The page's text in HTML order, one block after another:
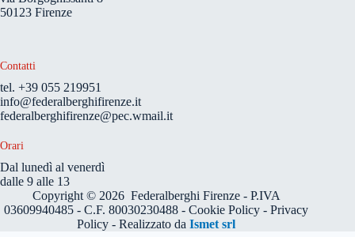
50123 Firenze
Contatti
tel. +39 055 219951
info@federalberghifirenze.it
federalberghifirenze@pec.wmail.it
Orari
Dal lunedì al venerdì
dalle 9 alle 13
Copyright © 2026 Federalberghi Firenze - P.IVA
03609940485 - C.F. 80030230488 -Cookie Policy -Privacy
Policy - Realizzato daIsmet srl